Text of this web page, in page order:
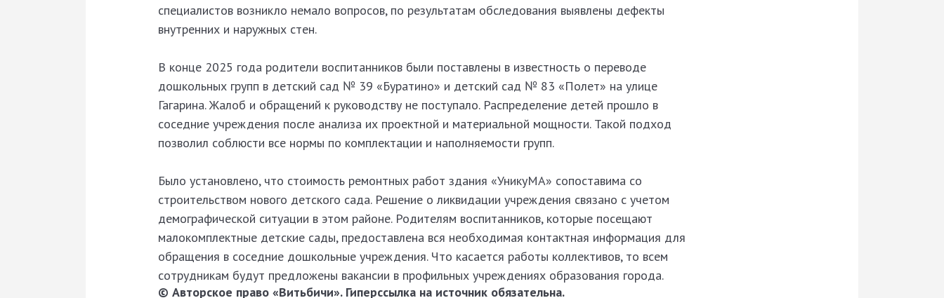
специалистов возникло немало вопросов, по результатам обследования выявлены дефекты
внутренних и наружных стен.
В конце 2025 года родители воспитанников были поставлены в известность о переводе
дошкольных групп в детский сад № 39 «Буратино» и детский сад № 83 «Полет» на улице
Гагарина. Жалоб и обращений к руководству не поступало. Распределение детей прошло в
соседние учреждения после анализа их проектной и материальной мощности. Такой подход
позволил соблюсти все нормы по комплектации и наполняемости групп.
Было установлено, что стоимость ремонтных работ здания «УникуМА» сопоставима со
строительством нового детского сада. Решение о ликвидации учреждения связано с учетом
демографической ситуации в этом районе. Родителям воспитанников, которые посещают
малокомплектные детские сады, предоставлена вся необходимая контактная информация для
обращения в соседние дошкольные учреждения. Что касается работы коллективов, то всем
сотрудникам будут предложены вакансии в профильных учреждениях образования города.
© Авторское право «Витьбичи». Гиперссылка на источник обязательна.